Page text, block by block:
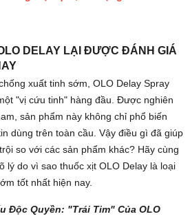
DELAY LẠI ĐƯỢC ĐÁNH GIÁ
xuất tinh sớm, OLO Delay Spray
"vị cứu tinh" hàng đầu. Được nghiên
sản phẩm này không chỉ phổ biến
dùng trên toàn cầu. Vậy điều gì đã giúp
so với các sản phẩm khác? Hãy cùng
lý do vì sao thuốc xịt OLO Delay là loại
tốt nhất hiện nay.
Độc Quyền: "Trái Tim" Của OLO